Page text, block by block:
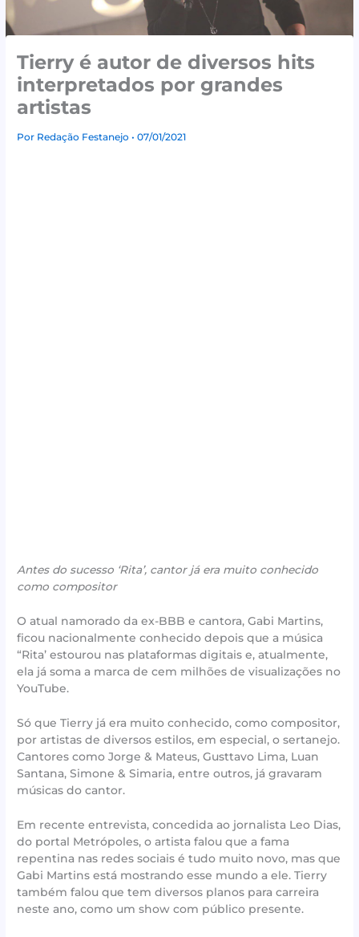
Tierry é autor de diversos hits
interpretados por grandes
artistas
Por Redação Festanejo• 07/01/2021
Antes do sucesso ‘Rita’, cantor já era muito conhecido
como compositor
O atual namorado da ex-BBB e cantora, Gabi Martins,
ficou nacionalmente conhecido depois que a música
“Rita’ estourou nas plataformas digitais e, atualmente,
ela já soma a marca de cem milhões de visualizações no
YouTube.
Só que Tierry já era muito conhecido, como compositor,
por artistas de diversos estilos, em especial, o sertanejo.
Cantores como Jorge & Mateus, Gusttavo Lima, Luan
Santana, Simone & Simaria, entre outros, já gravaram
músicas do cantor.
Em recente entrevista, concedida ao jornalista Leo Dias,
do portal Metrópoles, o artista falou que a fama
repentina nas redes sociais é tudo muito novo, mas que
Gabi Martins está mostrando esse mundo a ele. Tierry
também falou que tem diversos planos para carreira
neste ano, como um show com público presente.